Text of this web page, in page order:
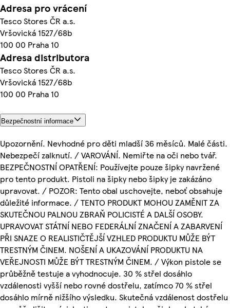
Adresa pro vrácení
Tesco Stores ČR a.s.
Vršovická 1527/68b
100 00 Praha 10
Adresa distributora
Tesco Stores ČR a.s.
Vršovická 1527/68b
100 00 Praha 10
Bezpečnostní informace
Upozornění. Nevhodné pro děti mladší 36 měsíců. Malé části.
Nebezpečí zalknutí. / VAROVÁNÍ. Nemiřte na oči nebo tvář.
BEZPEČNOSTNÍ OPATŘENÍ: Používejte pouze šipky navržené
pro tento produkt. Pistoli na šipky nebo šipky je zakázáno
upravovat. / POZOR: Tento obal uschovejte, neboť obsahuje
důležité informace. / TENTO PRODUKT MOHOU ZAMĚNIT ZA
SKUTEČNOU PALNOU ZBRAŇ POLICISTÉ A DALŠÍ OSOBY.
UPRAVOVAT STÁTNÍ NEBO FEDERÁLNÍ ZNAČENÍ A ZABARVENÍ
PŘI SNAZE O REALISTIČTĚJŠÍ VZHLED PRODUKTU MŮŽE BÝT
TRESTNÝM ČINEM. NOŠENÍ A UKAZOVÁNÍ PRODUKTU NA
VEŘEJNOSTI MŮŽE BÝT TRESTNÝM ČINEM. / Výkon pistole se
průběžně testuje a vyhodnocuje. 30 % střel dosáhlo
vzdálenosti vyšší nebo rovné dostřelu, zatímco 70 % střel
dosáhlo mírně nižšího výsledku. Skutečná vzdálenost dostřelu